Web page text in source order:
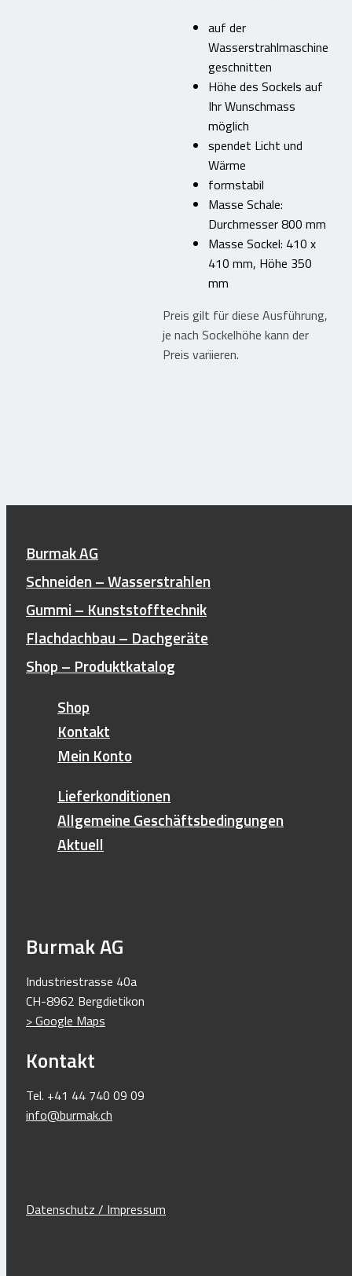
Dachgeräte & Flachdachwerkzeuge
Trockenbau: Streifen für Anschlüsse
Abdichtungsschutz / Terrassenpads
Gummi / Elastomer / Kunststoff
Holzverarbeitung / Schneidebretter
Kontakt Mein Konto Aktuell
auf der
Wasserstrahlmaschine
geschnitten
Höhe des Sockels auf
Ihr Wunschmass
möglich
spendet Licht und
Wärme
formstabil
Masse Schale:
Durchmesser 800 mm
Masse Sockel: 410 x
410 mm, Höhe 350
mm
Preis gilt für diese Ausführung,
je nach Sockelhöhe kann der
Preis variieren.
Burmak AG
Schneiden – Wasserstrahlen
Gummi – Kunststofftechnik
Flachdachbau – Dachgeräte
Shop – Produktkatalog
Shop
Kontakt
Mein Konto
Lieferkonditionen
Allgemeine Geschäftsbedingungen
Aktuell
Burmak AG
Industriestrasse 40a
CH-8962 Bergdietikon
> Google Maps
Kontakt
Tel. +41 44 740 09 09
info@burmak.ch
Datenschutz / Impressum